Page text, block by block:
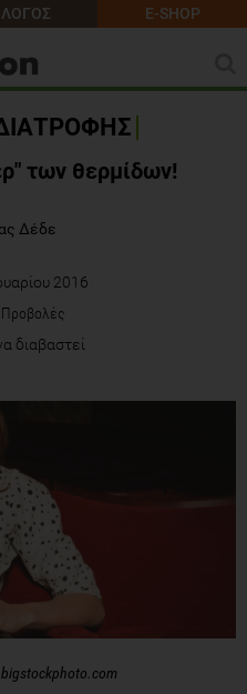
E-SHOP
των θερμίδων!
Δέδε
2016
διαβαστεί